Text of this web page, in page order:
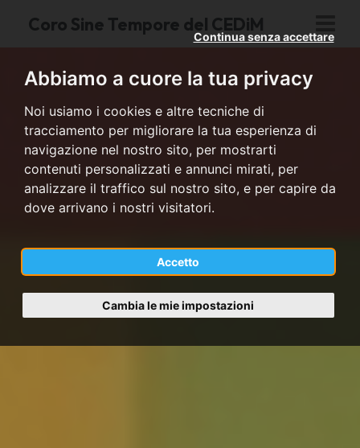
Abbiamo a cuore la tua privacy
Noi usiamo i cookies e altre tecniche di
tracciamento per migliorare la tua esperienza di
navigazione nel nostro sito, per mostrarti
contenuti personalizzati e annunci mirati, per
analizzare il traffico sul nostro sito, e per capire da
dove arrivano i nostri visitatori.
Accetto
Continua senza accettare
Cambia le mie impostazioni
Coro Sine Tempore del CEDiM